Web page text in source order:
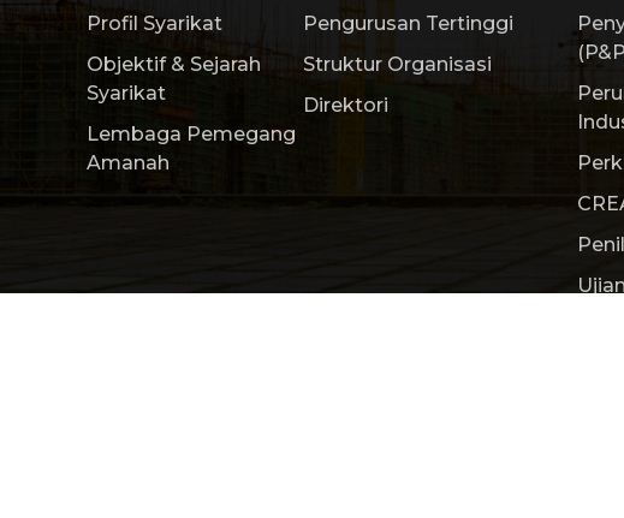
Profil Syarikat
Objektif & Sejarah
Syarikat
Lembaga Pemegang
Amanah
Pengurusan Tertinggi
Struktur Organisasi
Direktori